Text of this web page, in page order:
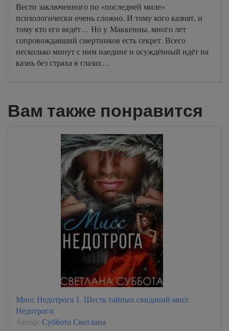
Вести заключенного по «последней миле»
психологически очень сложно. И тому кого казнят, и
тому кто его ведёт… Но у Маккенны, много лет
сопровождавший смертников есть секрет. Всего
несколько минут с ним наедине и осуждённый идёт на
казнь без страха в глазах…
Вам также понравится
Мисс Недотрога 1. Шесть тайных свиданий мисс
Недотроги
Автор: Суббота Светлана